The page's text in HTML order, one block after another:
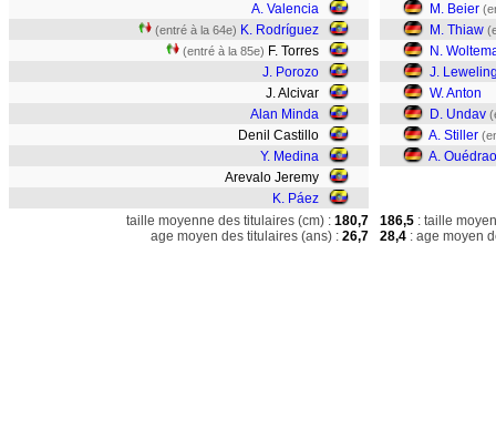
A. Valencia
(entré à la 64e) K. Rodríguez
(entré à la 85e) F. Torres
J. Porozo
J. Alcivar
Alan Minda
Denil Castillo
Y. Medina
Arevalo Jeremy
K. Páez
M. Beier
M. Thiaw
N.
J.
W. Anton
D. Undav
A. Stiller
A.
taille moyenne des titulaires (cm) : 180,7
age moyen des titulaires (ans) : 26,7
186,5 : taille
28,4 : age moyen